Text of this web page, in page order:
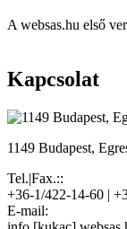
A websas.hu első
Kapcsolat
1149 Budapest,
Tel.|Fax.::
+36-1/422-14-60 |
E-mail: